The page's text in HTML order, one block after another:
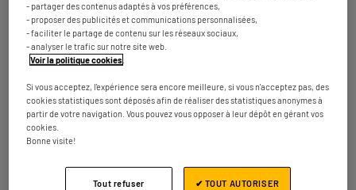
4
26.12
km
ELECTRO DEPOT PARIS -
COIGNIERES
44 route Nationale 10
Ouvert 09:30 - 19:30
Numéro Plus d'infos
ELECTRO DEPOT PARIS -
- partager des contenus adaptés à vos préférences,
- proposer des publicités et communications personnalisées,
- faciliter le partage de contenu sur les réseaux sociaux,
- analyser le trafic sur notre site web.
Voir la politique cookies
Si vous acceptez, l'expérience sera encore meilleure, si vous n'acceptez pas, des
cookies statistiques sont déposés afin de réaliser des statistiques anonymes à
partir de votre navigation. Vous pouvez vous opposer à leur dépôt en gérant vos
cookies.
Bonne visite!
Tout refuser ✔ TOUT AUTORISER